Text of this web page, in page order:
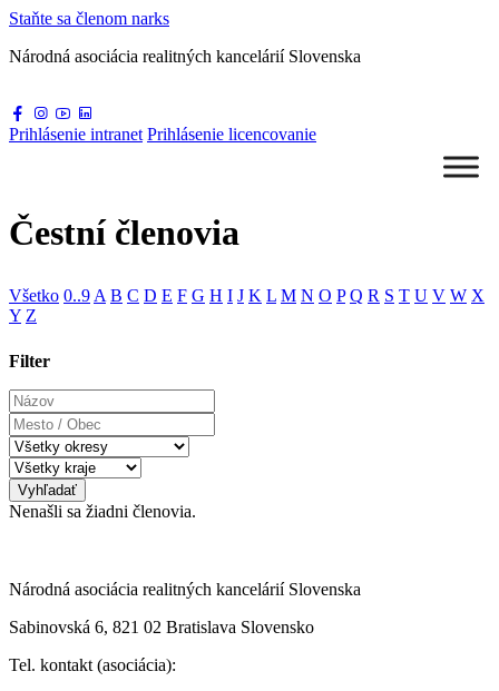
Staňte sa členom narks
Národná asociácia realitných kancelárií Slovenska
Prihlásenie intranet Prihlásenie licencovanie
Čestní členovia
Všetko 0..9 A B C D E F G H I J K L M N O P Q R S T U V W X
Y Z
Filter
Názov
Mesto
/
Obec
Vyhľadať
Nenašli sa žiadni členovia.
Národná asociácia realitných kancelárií Slovenska
Sabinovská 6, 821 02 Bratislava Slovensko
Tel. kontakt (asociácia):